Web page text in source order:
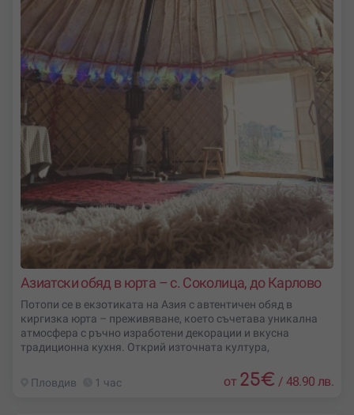
Азиатски обяд в юрта – с. Соколица, до Карлово
Потопи се в екзотиката на Азия с автентичен обяд в
киргизка юрта – преживяване, което съчетава уникална
атмосфера с ръчно изработени декорации и вкусна
традиционна кухня. Открий източната култура,
Пловдив 1 час от 25€ / 48.90 лв.